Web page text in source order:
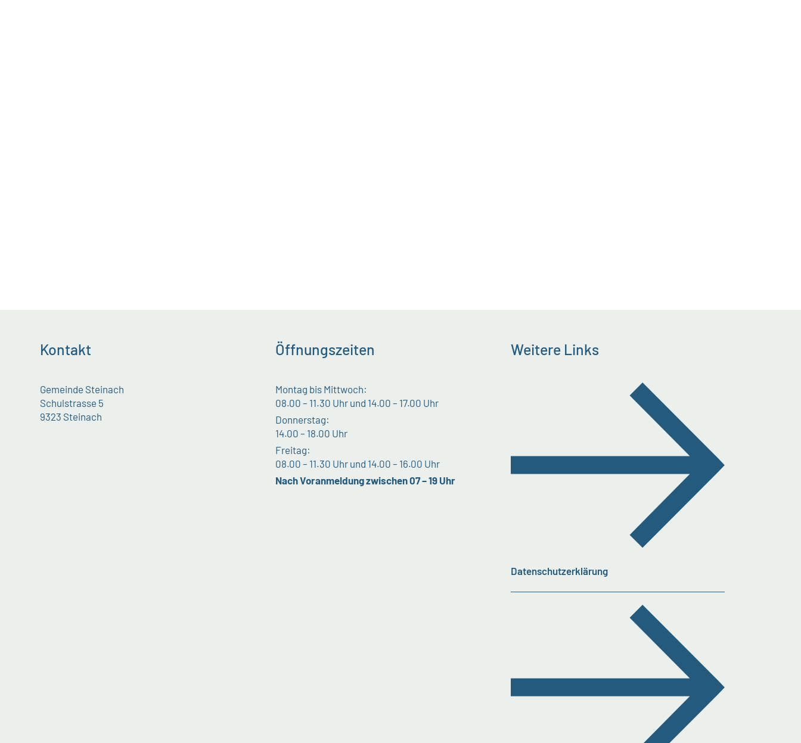
Kontakt
Gemeinde Steinach
Schulstrasse 5
9323 Steinach
Öffnungszeiten
Montag bis Mittwoch:
08.00 – 11.30 Uhr und 14.00 – 17.00 Uhr
Donnerstag:
14.00 – 18.00 Uhr
Freitag:
08.00 – 11.30 Uhr und 14.00 – 16.00 Uhr
Nach Voranmeldung zwischen 07 – 19 Uhr
Weitere Links
Datenschutzerklärung